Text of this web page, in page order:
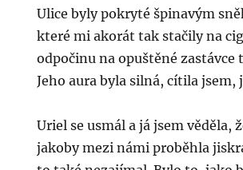
Ulice byly pokryté špinavým
které mi akorát tak stačily na
odpočinu na opuštěné zastávce
Jeho aura byla silná, cítila
Uriel se usmál a já jsem věděla,
jakoby mezi námi proběhla